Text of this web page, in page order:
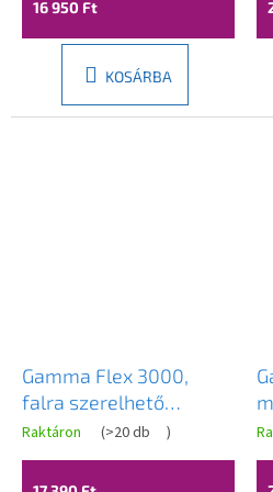
16 950 Ft
KOSÁRBA
Gamma Flex 3000,
falra szerelhető
mosogató csaptelep
rugalmas karral,
fekete-króm, GMA-
Raktáron (>20 db )